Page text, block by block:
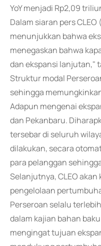
YoY menjadi Rp2,09
Dalam siaran pers
menunjukkan bahwa
menegaskan bahwa
dan ekspansi lanjutan,"
Struktur modal
sehingga
Adapun mengenai
dan Pekanbaru.
tersebar di seluruh
dilakukan, secara
para pelanggan
Selanjutnya, CLEO
pengelolaan
Perseroan selalu
dalam kajian bahan
mengingat tujuan